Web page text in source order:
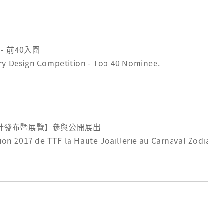
前40入圍
Design Competition - Top 40 Nominee.
布暨展覽】參與公開展出
2017 de TTF la Haute Joaillerie au Carnaval